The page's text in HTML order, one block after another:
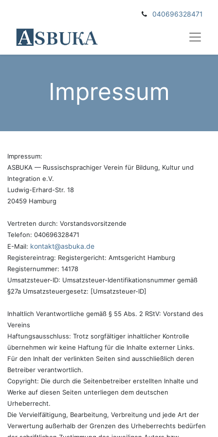
040696328471
Impressum
Impressum:
ASBUKA — Russischsprachiger Verein für Bildung, Kultur und
Integration e.V.
Ludwig-Erhard-Str. 18
20459 Hamburg
Vertreten durch: Vorstandsvorsitzende
Telefon: 040696328471
E-Mail: kontakt@asbuka.de
Registereintrag: Registergericht: Amtsgericht Hamburg
Registernummer: 14178
Umsatzsteuer-ID: Umsatzsteuer-Identifikationsnummer gemäß
§27a Umsatzsteuergesetz: [Umsatzsteuer-ID]
Inhaltlich Verantwortliche gemäß § 55 Abs. 2 RStV: Vorstand des
Vereins
Haftungsausschluss: Trotz sorgfältiger inhaltlicher Kontrolle
übernehmen wir keine Haftung für die Inhalte externer Links.
Für den Inhalt der verlinkten Seiten sind ausschließlich deren
Betreiber verantwortlich.
Copyright: Die durch die Seitenbetreiber erstellten Inhalte und
Werke auf diesen Seiten unterliegen dem deutschen
Urheberrecht.
Die Vervielfältigung, Bearbeitung, Verbreitung und jede Art der
Verwertung außerhalb der Grenzen des Urheberrechts bedürfen